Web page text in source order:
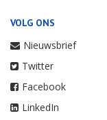
VOLG ONS
Nieuwsbrief
Twitter
Facebook
LinkedIn